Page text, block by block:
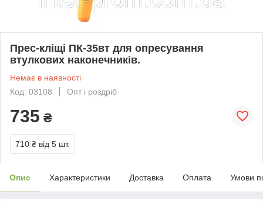
Прес-кліщі ПК-35вт для опресування
втулкових наконечників.
Немає в наявності
Код: 03108
Опт і роздріб
735 ₴
710 ₴ від 5 шт.
Опис Характеристики Доставка Оплата Умови